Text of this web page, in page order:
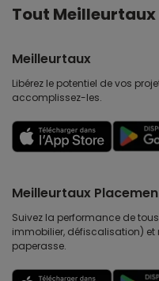
Tout
Meilleurtaux
Libérez le potentiel de vos
accomplissez-les.
Meilleurtaux
Suivez la performance de
immobilier, défiscalisation) et
paperasse.